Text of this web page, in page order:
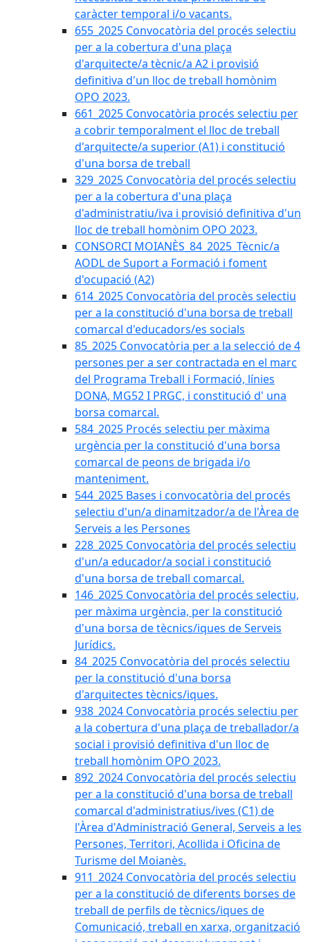
caràcter temporal i/o vacants.
655_2025 Convocatòria del procés selectiu
per a la cobertura d'una plaça
d'arquitecte/a tècnic/a A2 i provisió
definitiva d'un lloc de treball homònim
OPO 2023.
661_2025 Convocatòria procés selectiu per
a cobrir temporalment el lloc de treball
d'arquitecte/a superior (A1) i constitució
d'una borsa de treball
329_2025 Convocatòria del procés selectiu
per a la cobertura d'una plaça
d'administratiu/iva i provisió definitiva d'un
lloc de treball homònim OPO 2023.
CONSORCI MOIANÈS_84_2025_Tècnic/a
AODL de Suport a Formació i foment
d'ocupació (A2)
614_2025 Convocatòria del procès selectiu
per a la constitució d'una borsa de treball
comarcal d'educadors/es socials
85_2025 Convocatòria per a la selecció de 4
persones per a ser contractada en el marc
del Programa Treball i Formació, línies
DONA, MG52 I PRGC, i constitució d' una
borsa comarcal.
584_2025 Procés selectiu per màxima
urgència per la constitució d'una borsa
comarcal de peons de brigada i/o
manteniment.
544_2025 Bases i convocatòria del procés
selectiu d'un/a dinamitzador/a de l'Àrea de
Serveis a les Persones
228_2025 Convocatòria del procés selectiu
d'un/a educador/a social i constitució
d'una borsa de treball comarcal.
146_2025 Convocatòria del procés selectiu,
per màxima urgència, per la constitució
d'una borsa de tècnics/iques de Serveis
Jurídics.
84_2025 Convocatòria del procés selectiu
per la constitució d'una borsa
d'arquitectes tècnics/iques.
938_2024 Convocatòria procés selectiu per
a la cobertura d'una plaça de treballador/a
social i provisió definitiva d'un lloc de
treball homònim OPO 2023.
892_2024 Convocatòria del procés selectiu
per a la constitució d'una borsa de treball
comarcal d'administratius/ives (C1) de
l'Àrea d'Administració General, Serveis a les
Persones, Territori, Acollida i Oficina de
Turisme del Moianès.
911_2024 Convocatòria del procés selectiu
per a la constitució de diferents borses de
treball de perfils de tècnics/iques de
Comunicació, treball en xarxa, organització